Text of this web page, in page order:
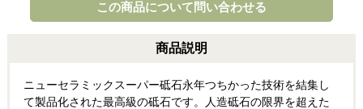
この商品について問い合わせる
商品説明
ニューセラミックスーパー砥石永年つちかった技術を結集し
て製品化された最高級の砥石です。人造砥石の限界を超えた